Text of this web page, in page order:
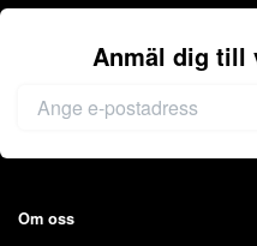
Anmäl dig till
Om oss